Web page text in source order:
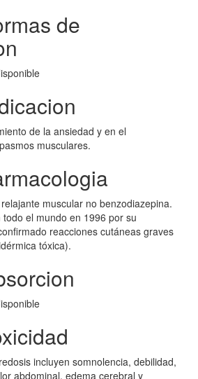
de
de la ansiedad y en el
musculares.
muscular no benzodiazepina.
el mundo en 1996 por su
reacciones cutáneas graves
tóxica).
incluyen somnolencia, debilidad,
abdominal, edema cerebral y